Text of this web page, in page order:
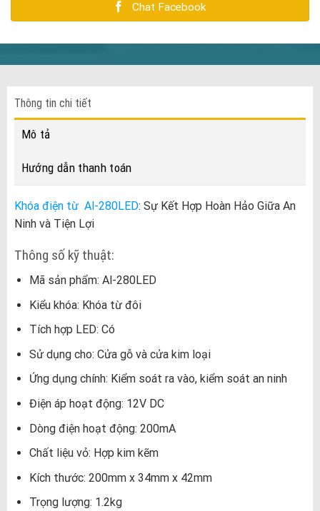
Chat Facebook
Thông tin chi tiết
Mô tả
Hướng dẫn thanh toán
Khóa điện từ Al-280LED: Sự Kết Hợp Hoàn Hảo Giữa An
Ninh và Tiện Lợi
Thông số kỹ thuật:
Mã sản phẩm: Al-280LED
Kiểu khóa: Khóa từ đôi
Tích hợp LED: Có
Sử dụng cho: Cửa gỗ và cửa kim loại
Ứng dụng chính: Kiểm soát ra vào, kiểm soát an ninh
Điện áp hoạt động: 12V DC
Dòng điện hoạt động: 200mA
Chất liệu vỏ: Hợp kim kẽm
Kích thước: 200mm x 34mm x 42mm
Trọng lượng: 1.2kg